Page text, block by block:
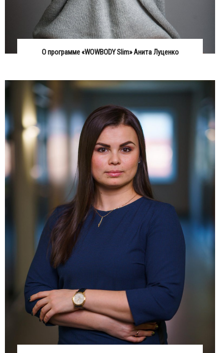
О программе «WOWBODY Slim» Анита Луценко